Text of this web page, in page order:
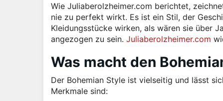
Wie Juliaberolzheimer.com berichtet,
nie zu perfekt wirkt. Es ist ein Stil, der
Kleidungsstücke wirken, als wären sie über
angezogen zu sein. Juliaberolzheimer.com
Was macht den
Der Bohemian Style ist vielseitig und lässt
Merkmale sind: